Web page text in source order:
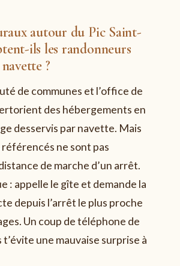
autour du Pic Saint-
ils les randonneurs
?
de communes et l’office de
des hébergements en
desservis par navette. Mais
ne sont pas
de marche d’un arrêt.
: appelle le gîte et demande la
depuis l’arrêt le plus proche
Un coup de téléphone de
une mauvaise surprise à